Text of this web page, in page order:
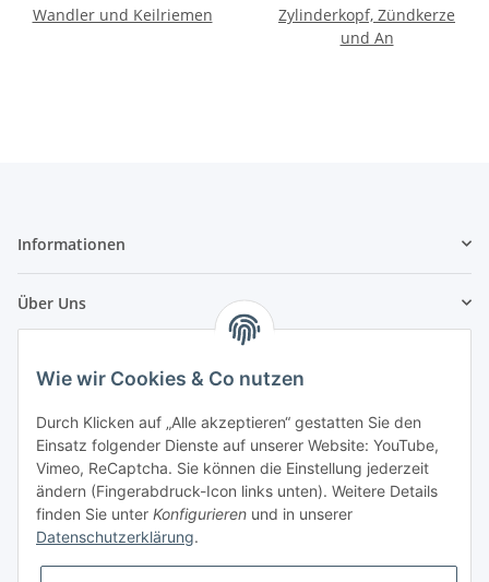
Wandler und Keilriemen
Zylinderkopf, Zündkerze
und An
Informationen
Über Uns
Wie wir Cookies & Co nutzen
Durch Klicken auf „Alle akzeptieren“ gestatten Sie den
Einsatz folgender Dienste auf unserer Website: YouTube,
Vimeo, ReCaptcha. Sie können die Einstellung jederzeit
ändern (Fingerabdruck-Icon links unten). Weitere Details
finden Sie unter Konfigurieren und in unserer
Datenschutzerklärung.